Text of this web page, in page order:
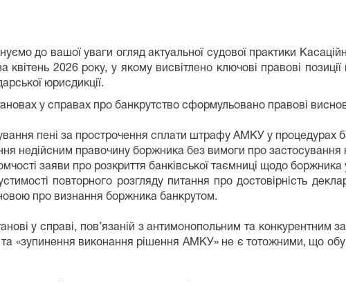
до вашої уваги огляд актуальної судової практики
квітень 2026 року, у якому висвітлено ключові правові
юрисдикції.
у справах про банкрутство сформульовано правові
пені за прострочення сплати штрафу АМКУ у процедурах
недійсним правочину боржника без вимоги про застосування
заяви про розкриття банківської таємниці щодо боржника
повторного розгляду питання про достовірність
про визнання боржника банкрутом.
у справі, пов’язаній з антимонопольним та конкурентним
та «зупинення виконання рішення АМКУ» не є тотожними, що